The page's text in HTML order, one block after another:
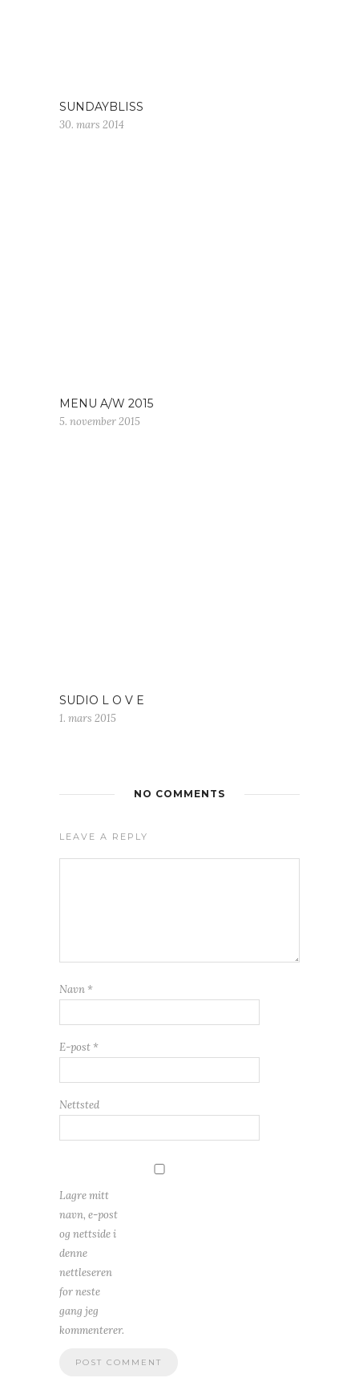
SUNDAYBLISS
30. mars 2014
MENU A/W 2015
5. november 2015
SUDIO L O V E
1. mars 2015
NO COMMENTS
LEAVE A REPLY
Navn *
E-post *
Nettsted
Lagre mitt
navn, e-post
og nettside i
denne
nettleseren
for neste
gang jeg
kommenterer.